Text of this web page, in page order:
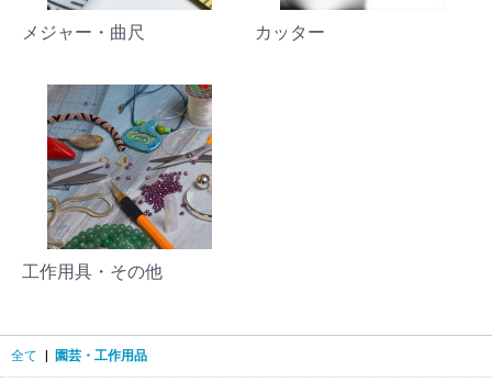
メジャー・曲尺 カッター
工作用具・その他
全て 園芸・工作用品